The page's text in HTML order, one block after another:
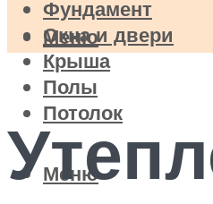
Фундамент
Окна и двери
Крыша
Полы
Потолок
Меню
Меню